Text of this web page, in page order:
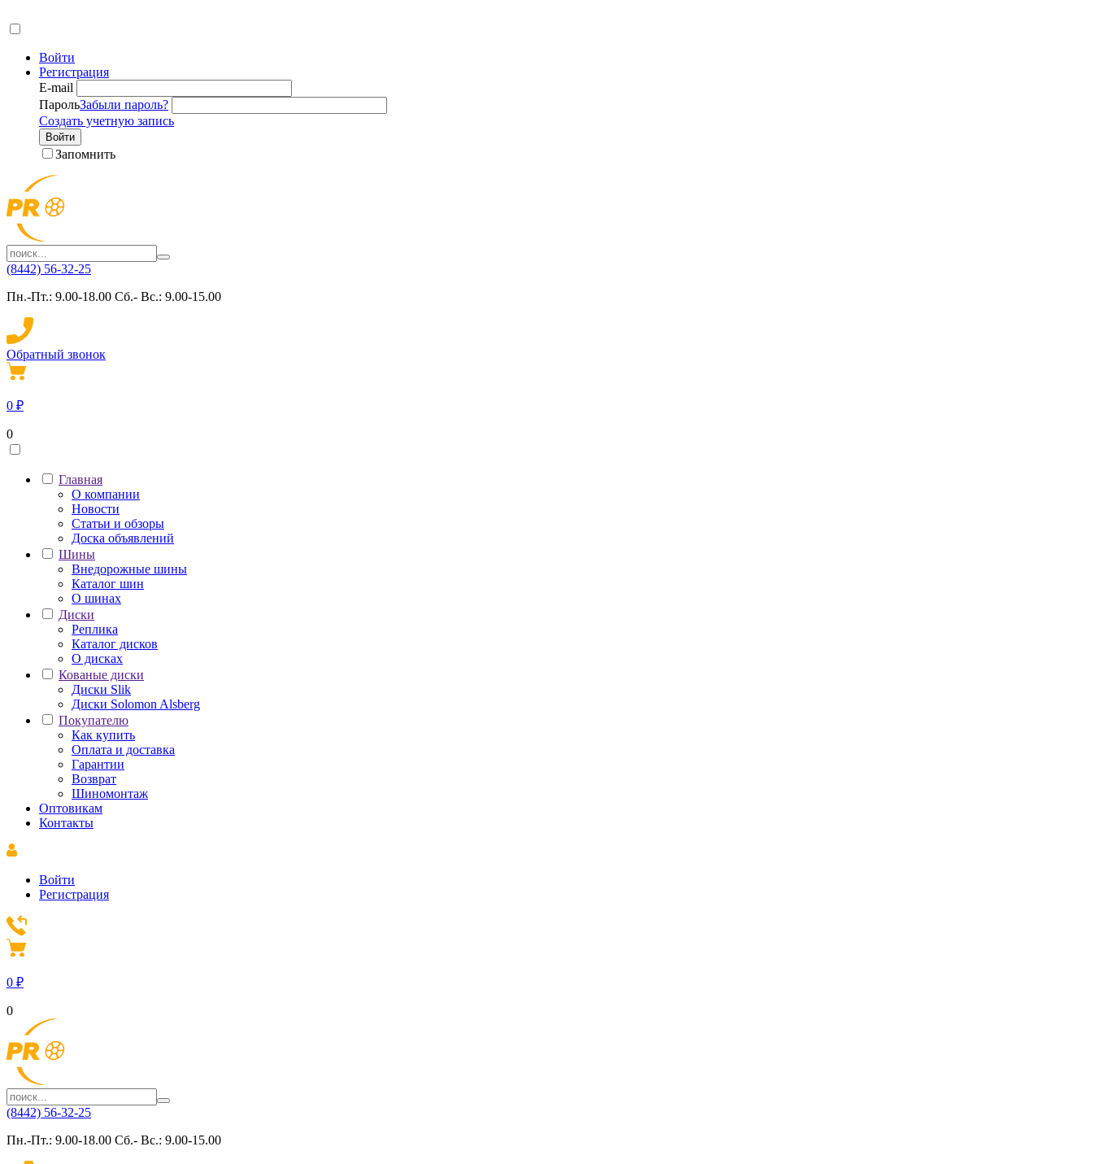
Войти
Регистрация
E-mail
ПарольЗабыли пароль?
Создать учетную запись
Войти
Запомнить
(8442) 56-32-25
Пн.-Пт.: 9.00-18.00 Сб.- Вс.: 9.00-15.00
Обратный звонок
0 ₽
0
Главная
О компании
Новости
Статьи и обзоры
Доска объявлений
Шины
Внедорожные шины
Каталог шин
О шинах
Диски
Реплика
Каталог дисков
О дисках
Кованые диски
Диски Slik
Диски Solomon Alsberg
Покупателю
Как купить
Оплата и доставка
Гарантии
Возврат
Шиномонтаж
Оптовикам
Контакты
Войти
Регистрация
0 ₽
0
(8442) 56-32-25
Пн.-Пт.: 9.00-18.00 Сб.- Вс.: 9.00-15.00